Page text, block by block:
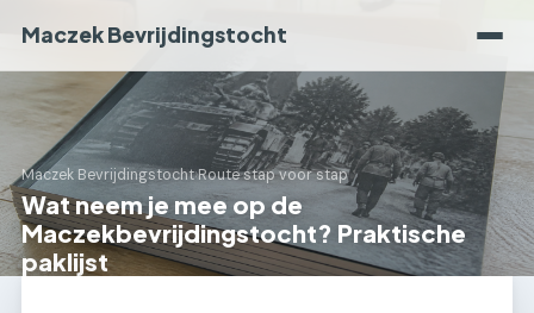
Maczek Bevrijdingstocht
Maczek Bevrijdingstocht›Route stap voor stap
Wat neem je mee op de
Maczekbevrijdingstocht? Praktische
paklijst